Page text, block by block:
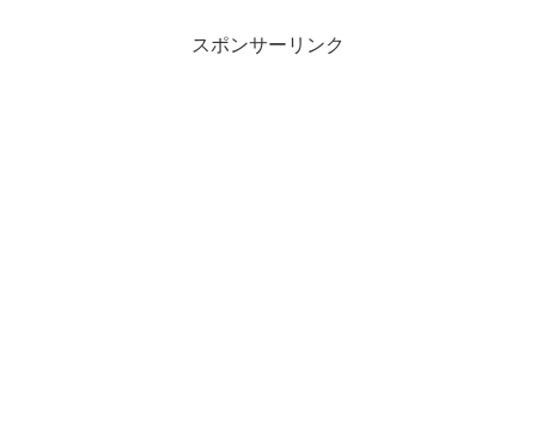
スポンサーリンク